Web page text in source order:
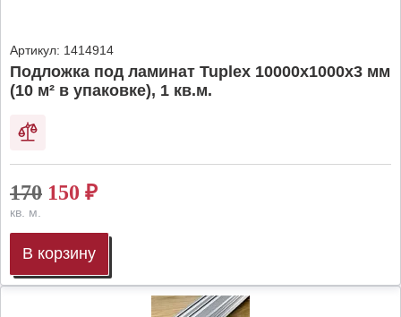
Артикул: 1414914
Подложка под ламинат Tuplex 10000x1000x3 мм
(10 м² в упаковке), 1 кв.м.
170 150 ₽
кв. м.
В корзину